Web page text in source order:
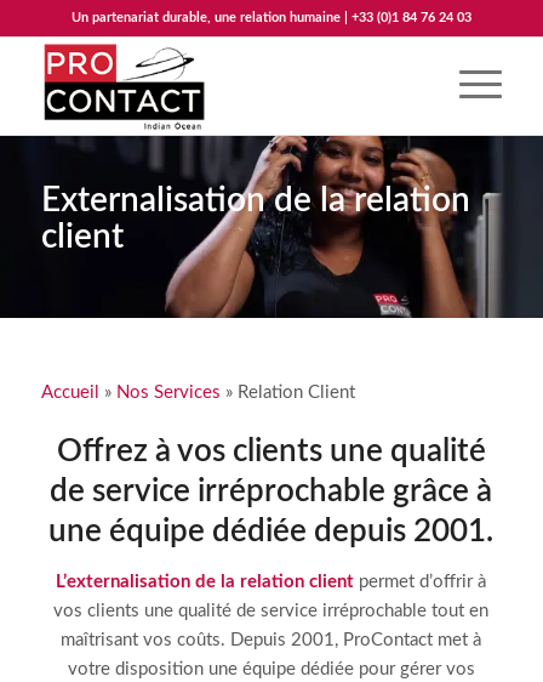
Un partenariat durable, une relation humaine | +33 (0)1 84 76 24 03
Externalisation de la relation
client
Accueil » Nos Services » Relation Client
Offrez à vos clients une qualité
de service irréprochable grâce à
une équipe dédiée depuis 2001.
L’externalisation de la relation client permet d’offrir à
vos clients une qualité de service irréprochable tout en
maîtrisant vos coûts. Depuis 2001, ProContact met à
votre disposition une équipe dédiée pour gérer vos